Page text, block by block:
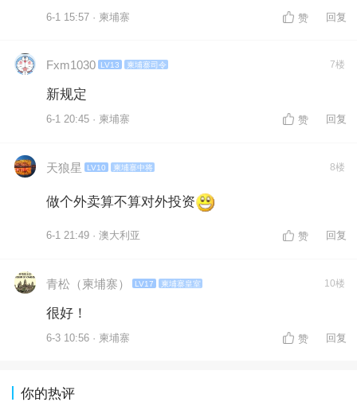
6-1 15:57 · 柬埔寨 赞 回复
Fxm1030 LV13 柬埔寨司令 7楼
新规定
6-1 20:45 · 柬埔寨 赞 回复
天狼星 LV10 柬埔寨中将 8楼
做个外卖算不算对外投资
6-1 21:49 · 澳大利亚 赞 回复
青松（柬埔寨） LV17 柬埔寨皇室 10楼
很好！
6-3 10:56 · 柬埔寨 赞 回复
你的热评